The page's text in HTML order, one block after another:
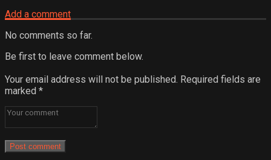
Add a comment
No comments so far.
Be first to leave comment below.
Your email address will not be published. Required fields are
marked *
Post comment